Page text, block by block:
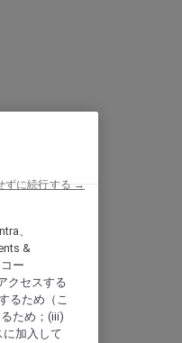
、
&
ー
クセスする
るため（こ
ため；(iii)
加入して
ずに続行する →